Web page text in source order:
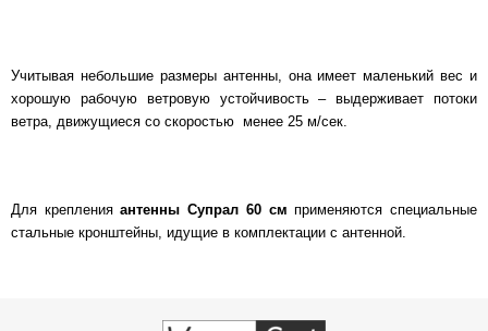
Учитывая небольшие размеры антенны, она имеет маленький вес и
хорошую рабочую ветровую устойчивость – выдерживает потоки
ветра, движущиеся со скоростью менее 25 м/сек.
Для крепленияантенны Супрал 60 см применяются специальные
стальные кронштейны, идущие в комплектации с антенной.